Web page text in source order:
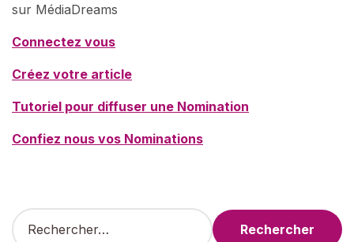
sur MédiaDreams
Connectez vous
Créez votre article
Tutoriel pour diffuser une Nomination
Confiez nous vos Nominations
R
e